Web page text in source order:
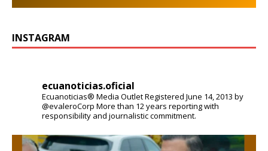
INSTAGRAM
ecuanoticias.oficial
Ecuanoticias® Media OutletRegistered June 14, 2013 by
@evaleroCorp More than 12 years reporting with
responsibility and journalistic commitment.